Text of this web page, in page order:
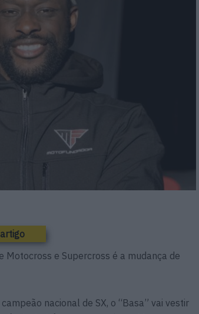
Motocross e Supercross é a mudança de
nacional de SX, o “Basa” vai vestir